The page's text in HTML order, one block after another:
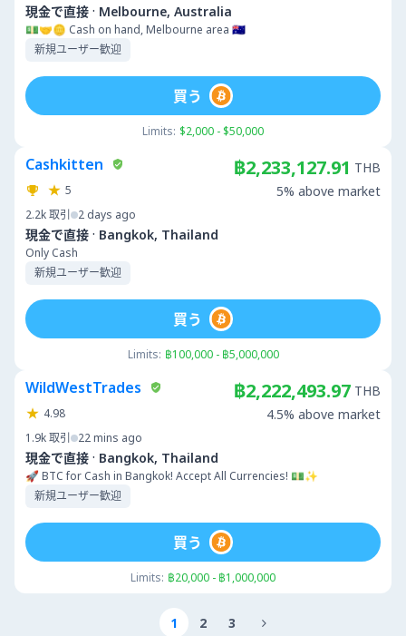
現金で直接 · Melbourne, Australia
💵🤝🪙 Cash on hand, Melbourne area 🇦🇺
新規ユーザー歓迎
Limits: $2,000 - $50,000
買う
Cashkitten
5
2.2k取引 2 days ago
現金で直接 · Bangkok, Thailand
Only Cash
新規ユーザー歓迎
฿2,233,127.91 THB
5% above market
Limits: ฿100,000 - ฿5,000,000
買う
WildWestTrades
4.98
1.9k取引 22 mins ago
現金で直接 · Bangkok, Thailand
🚀 BTC for Cash in Bangkok! Accept All Currencies! 💵✨
新規ユーザー歓迎
฿2,222,493.97 THB
4.5% above market
Limits: ฿20,000 - ฿1,000,000
買う
1 2 3 